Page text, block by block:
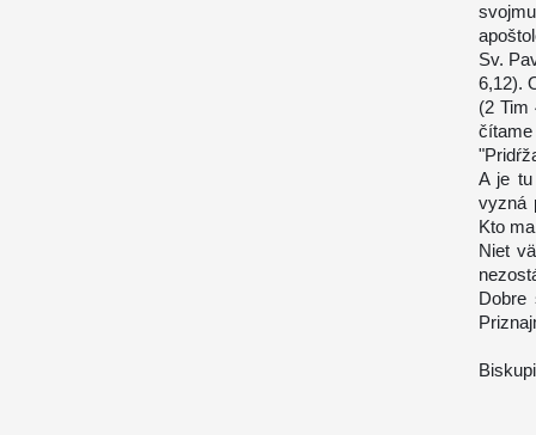
Sv.
6,12).
(2 Tim
A je
vyzná
Kto
Niet
Dobre